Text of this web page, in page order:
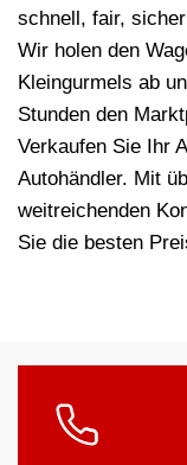
schnell, fair,
Wir holen den
Kleingurmels ab
Stunden den
Verkaufen Sie Ihr
Autohändler. Mit
weitreichenden
Sie die besten